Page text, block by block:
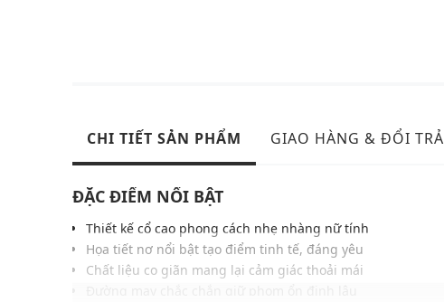
CHI TIẾT SẢN PHẨM GIAO HÀNG & ĐỔI TRẢ
ĐẶC ĐIỂM NỔI BẬT
Thiết kế cổ cao phong cách nhẹ nhàng nữ tính
Họa tiết nơ nổi bật tạo điểm tinh tế, đáng yêu
Chất liệu co giãn mang lại cảm giác thoải mái